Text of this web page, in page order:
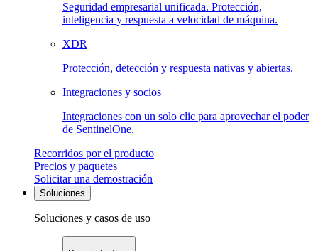
Seguridad empresarial unificada. Protección,
inteligencia y respuesta a velocidad de máquina.
XDR
Protección, detección y respuesta nativas y abiertas.
Integraciones y socios
Integraciones con un solo clic para aprovechar el poder
de SentinelOne.
Recorridos por el producto
Precios y paquetes
Solicitar una demostración
Soluciones
Soluciones y casos de uso